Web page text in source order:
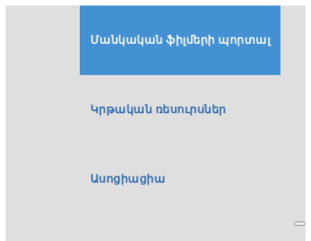
Մանկական ֆիլմերի պորտալ
Կրթական ռեսուրսներ
Ասոցիացիա